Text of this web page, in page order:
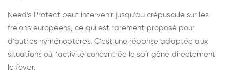
Need's Protect peut intervenir jusqu'au crépuscule sur les
frelons européens, ce qui est rarement proposé pour
d'autres hyménoptères. C'est une réponse adaptée aux
situations où l'activité concentrée le soir gêne directement
le foyer.